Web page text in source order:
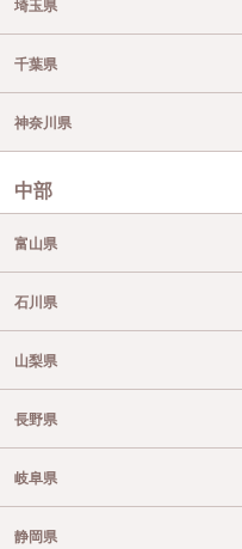
埼玉県
千葉県
神奈川県
中部
富山県
石川県
山梨県
長野県
岐阜県
静岡県